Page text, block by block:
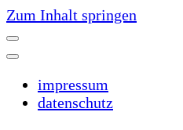
Zum Inhalt springen
impressum
datenschutz